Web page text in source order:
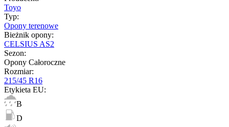
Toyo
Typ:
Opony terenowe
Bieżnik opony:
CELSIUS AS2
Sezon:
Opony Całoroczne
Rozmiar:
215/45 R16
Etykieta EU:
B
D